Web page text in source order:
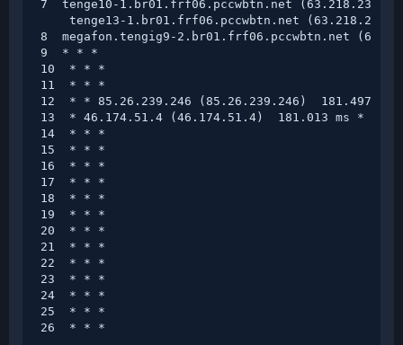
7  tenge10-1.br01.frf06.pccwbtn.net
tenge13-1.br01.frf06.pccwbtn.net
8  megafon.tengig9-2.br01.frf06.pccwbtn.net
9  * * *
10  * * *
11  * * *
12  * * 85.26.239.246 (85.26.239.246)  181.497 ms
13  * 46.174.51.4 (46.174.51.4)  181.013 ms *
14  * * *
15  * * *
16  * * *
17  * * *
18  * * *
19  * * *
20  * * *
21  * * *
22  * * *
23  * * *
24  * * *
25  * * *
26  * * *